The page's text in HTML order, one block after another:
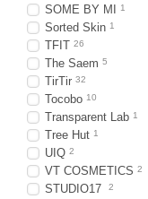
SOME BY MI 1
Sorted Skin 1
TFIT 26
The Saem 5
TirTir 32
Tocobo 10
Transparent Lab 1
Tree Hut 1
UIQ 2
VT COSMETICS 2
STUDIO17 2